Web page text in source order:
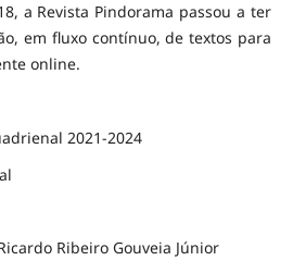
a Revista Pindorama passou a ter
em fluxo contínuo, de textos para
online.
2021-2024
Ribeiro Gouveia Júnior